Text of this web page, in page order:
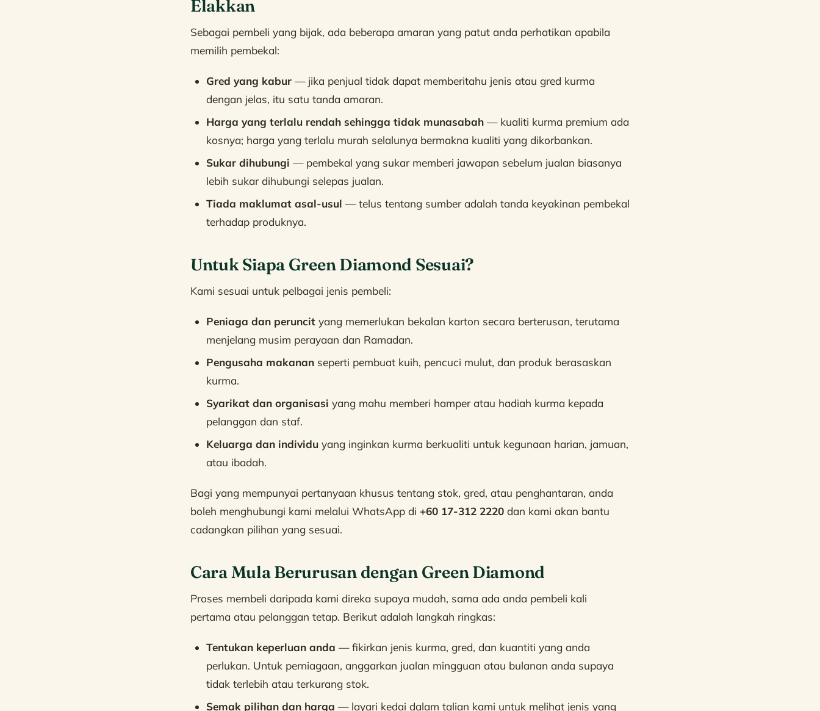
Elakkan
Sebagai pembeli yang bijak, ada beberapa amaran yang patut anda perhatikan apabila
memilih pembekal:
Gred yang kabur— jika penjual tidak dapat memberitahu jenis atau gred kurma
dengan jelas, itu satu tanda amaran.
Harga yang terlalu rendah sehingga tidak munasabah— kualiti kurma premium ada
kosnya; harga yang terlalu murah selalunya bermakna kualiti yang dikorbankan.
Sukar dihubungi — pembekal yang sukar memberi jawapan sebelum jualan biasanya
lebih sukar dihubungi selepas jualan.
Tiada maklumat asal-usul — telus tentang sumber adalah tanda keyakinan pembekal
terhadap produknya.
Untuk Siapa Green Diamond Sesuai?
Kami sesuai untuk pelbagai jenis pembeli:
Peniaga dan peruncityang memerlukan bekalan karton secara berterusan, terutama
menjelang musim perayaan dan Ramadan.
Pengusaha makananseperti pembuat kuih, pencuci mulut, dan produk berasaskan
kurma.
Syarikat dan organisasi yang mahu memberi hamper atau hadiah kurma kepada
pelanggan dan staf.
Keluarga dan individuyang inginkan kurma berkualiti untuk kegunaan harian, jamuan,
atau ibadah.
Bagi yang mempunyai pertanyaan khusus tentang stok, gred, atau penghantaran, anda
boleh menghubungi kami melalui WhatsApp di +60 17-312 2220 dan kami akan bantu
cadangkan pilihan yang sesuai.
Cara Mula Berurusan dengan Green Diamond
Proses membeli daripada kami direka supaya mudah, sama ada anda pembeli kali
pertama atau pelanggan tetap. Berikut adalah langkah ringkas:
Tentukan keperluan anda — fikirkan jenis kurma, gred, dan kuantiti yang anda
perlukan. Untuk perniagaan, anggarkan jualan mingguan atau bulanan anda supaya
tidak terlebih atau terkurang stok.
Semak pilihan dan harga — layari kedai dalam talian kami untuk melihat jenis yang